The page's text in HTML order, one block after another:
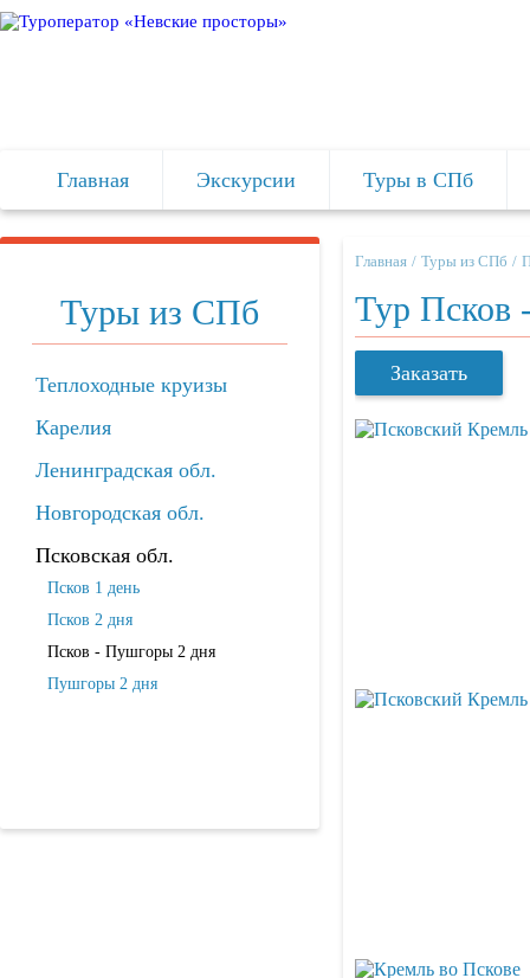
Главная Экскурсии Туры в СПб
Туры из СПб
Теплоходные круизы
Карелия
Ленинградская обл.
Новгородская обл.
Псковская обл.
Псков 1 день
Псков 2 дня
Псков - Пушгоры 2 дня
Пушгоры 2 дня
Главная Туры из СПб
Тур Псков
Заказать